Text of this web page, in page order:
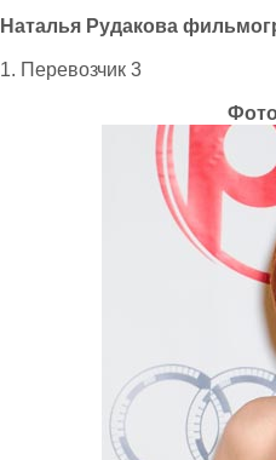
Наталья Рудакова
1. Перевозчик 3